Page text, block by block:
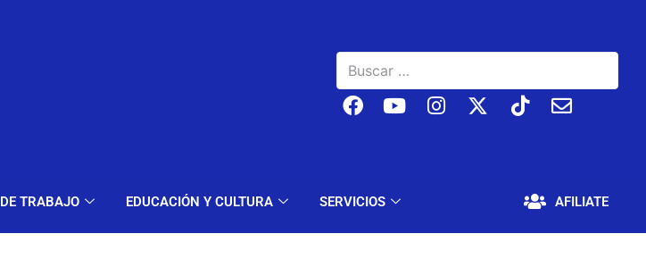
TRABAJO EDUCACIÓN Y CULTURA SERVICIOS AFILIATE
GREMIALES AREAS DE TRABAJO EDUCACIÓN Y CULTURA SERVICIOS